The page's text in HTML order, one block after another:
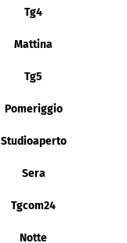
Tg4
Mattina
Tg5
Pomeriggio
Studioaperto
Sera
Tgcom24
Notte